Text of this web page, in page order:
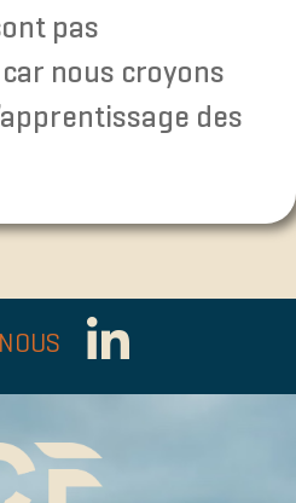
pas
nous croyons
des